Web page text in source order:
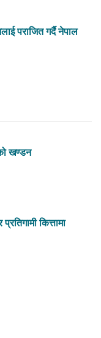
पराजित गर्दै नेपाल
खण्डन
कित्तामा